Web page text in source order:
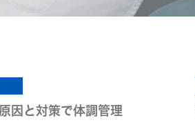
因と対策で体調管理